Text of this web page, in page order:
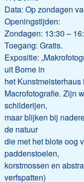
Data: Op zondagen
Openingstijden:
Zondagen: 13:30 –
Toegang: Gratis.
Expositie:
uit Borne in
het
Macrofotografie. Zijn
schilderijen,
maar blijken bij
de natuur
die met het blote oog
paddenstoelen,
korstmossen en
verfspatten)